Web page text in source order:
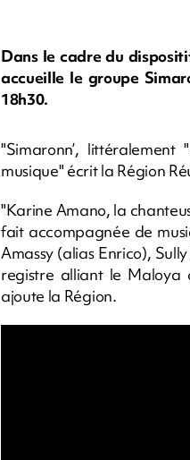
Dans le cadre du
accueille le groupe
18h30.
"Simaronn’,
musique" écrit la Région
"Karine Amano, la
fait accompagnée de
Amassy (alias Enrico),
registre alliant le Maloya
ajoute la Région.